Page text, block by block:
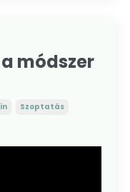
módszer
Szoptatás